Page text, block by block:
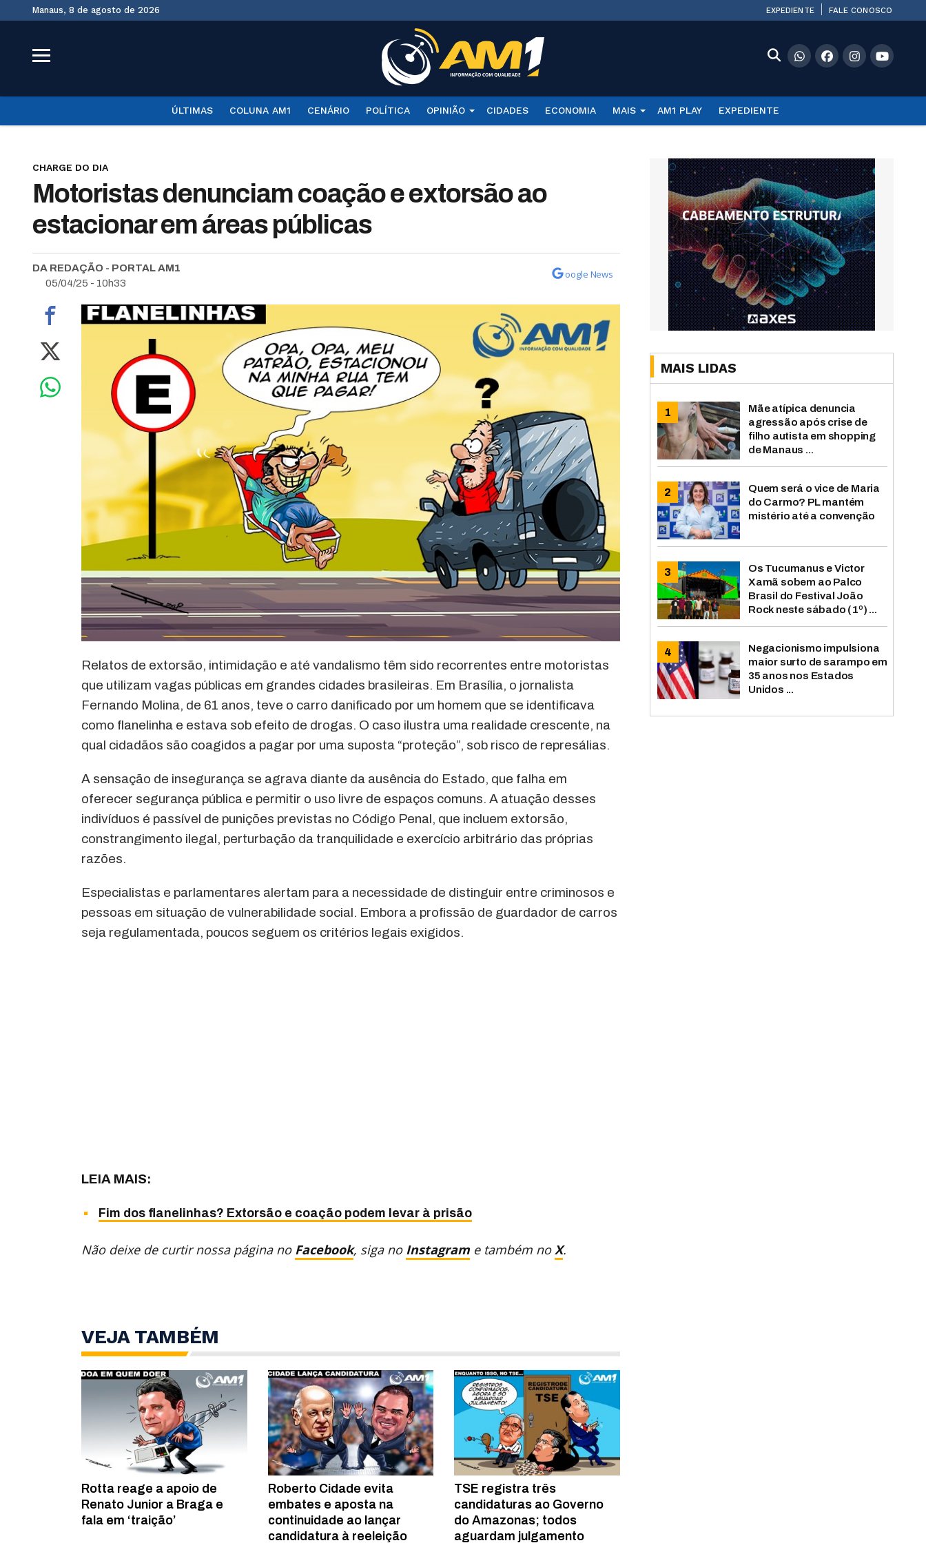
Manaus, 8 de agosto de 2026 EXPEDIENTE FALE CONOSCO
ÚLTIMAS COLUNA AM1 CENÁRIO POLÍTICA OPINIÃO CIDADES ECONOMIA MAIS AM1 PLAY EXPEDIENTE
CHARGE DO DIA
Motoristas denunciam coação e extorsão ao
estacionar em áreas públicas
DA REDAÇÃO - PORTAL AM1
05/04/25 - 10h33
oogle News
Relatos de extorsão, intimidação e até vandalismo têm sido recorrentes entre motoristas
que utilizam vagas públicas em grandes cidades brasileiras. Em Brasília, o jornalista
Fernando Molina, de 61 anos, teve o carro danificado por um homem que se identificava
como flanelinha e estava sob efeito de drogas. O caso ilustra uma realidade crescente, na
qual cidadãos são coagidos a pagar por uma suposta “proteção”, sob risco de represálias.
A sensação de insegurança se agrava diante da ausência do Estado, que falha em
oferecer segurança pública e permitir o uso livre de espaços comuns. A atuação desses
indivíduos é passível de punições previstas no Código Penal, que incluem extorsão,
constrangimento ilegal, perturbação da tranquilidade e exercício arbitrário das próprias
razões.
Especialistas e parlamentares alertam para a necessidade de distinguir entre criminosos e
pessoas em situação de vulnerabilidade social. Embora a profissão de guardador de carros
seja regulamentada, poucos seguem os critérios legais exigidos.
LEIA MAIS:
Fim dos flanelinhas? Extorsão e coação podem levar à prisão
Não deixe de curtir nossa página no Facebook, siga no Instagram e também no X.
VEJA TAMBÉM
Rotta reage a apoio de
Renato Junior a Braga e
fala em ‘traição’
Roberto Cidade evita
embates e aposta na
continuidade ao lançar
candidatura à reeleição
TSE registra três
candidaturas ao Governo
do Amazonas; todos
aguardam julgamento
MAIS LIDAS
Mãe atípica denuncia
agressão após crise de
filho autista em shopping
de Manaus ...
Quem será o vice de Maria
do Carmo? PL mantém
mistério até a convenção
Os Tucumanus e Victor
Xamã sobem ao Palco
Brasil do Festival João
Rock neste sábado (1º) ...
Negacionismo impulsiona
maior surto de sarampo em
35 anos nos Estados
Unidos ...